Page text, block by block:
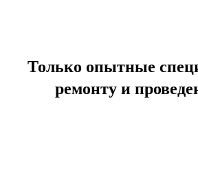
Только опытные
ремонту и